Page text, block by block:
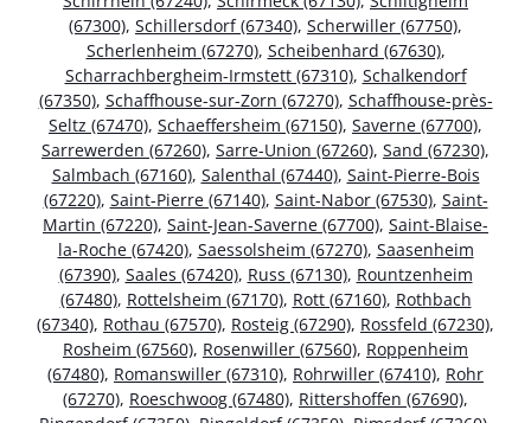
(67300), Schillersdorf (67340), Scherwiller (67750),
Scherlenheim (67270), Scheibenhard (67630),
Scharrachbergheim-Irmstett (67310), Schalkendorf
(67350), Schaffhouse-sur-Zorn (67270), Schaffhouse-près-
Seltz (67470), Schaeffersheim (67150), Saverne (67700),
Sarrewerden (67260), Sarre-Union (67260), Sand (67230),
Salmbach (67160), Salenthal (67440), Saint-Pierre-Bois
(67220), Saint-Pierre (67140), Saint-Nabor (67530), Saint-
Martin (67220), Saint-Jean-Saverne (67700), Saint-Blaise-
la-Roche (67420), Saessolsheim (67270), Saasenheim
(67390), Saales (67420), Russ (67130), Rountzenheim
(67480), Rottelsheim (67170), Rott (67160), Rothbach
(67340), Rothau (67570), Rosteig (67290), Rossfeld (67230),
Rosheim (67560), Rosenwiller (67560), Roppenheim
(67480), Romanswiller (67310), Rohrwiller (67410), Rohr
(67270), Roeschwoog (67480), Rittershoffen (67690),